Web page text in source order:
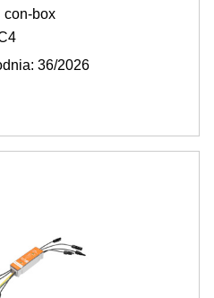
con-box
36/2026